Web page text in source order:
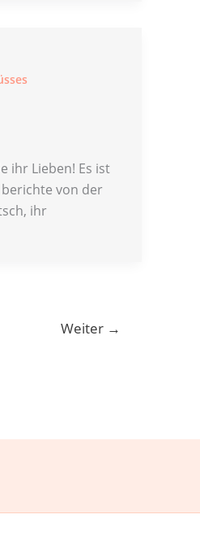
ihr Lieben! Es ist
von der
ihr
Weiter →